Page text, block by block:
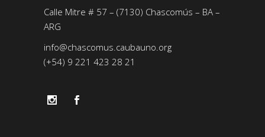
Calle Mitre # 57 – (7130) Chascomús – BA –
ARG
info@chascomus.caubauno.org
(+54) 9 221 423 28 21